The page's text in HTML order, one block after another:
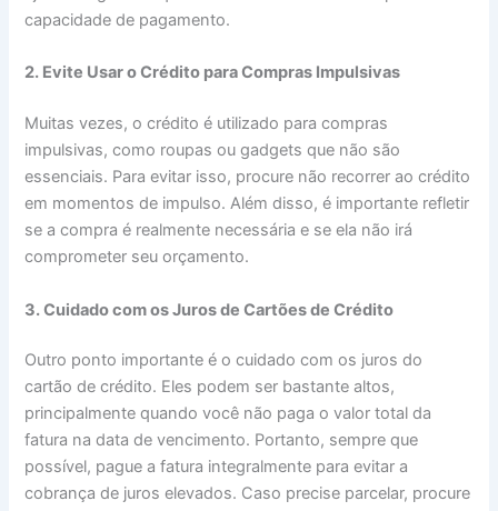
capacidade de pagamento.
2. Evite Usar o Crédito para Compras Impulsivas
Muitas vezes, o crédito é utilizado para compras
impulsivas, como roupas ou gadgets que não são
essenciais. Para evitar isso, procure não recorrer ao crédito
em momentos de impulso. Além disso, é importante refletir
se a compra é realmente necessária e se ela não irá
comprometer seu orçamento.
3. Cuidado com os Juros de Cartões de Crédito
Outro ponto importante é o cuidado com os juros do
cartão de crédito. Eles podem ser bastante altos,
principalmente quando você não paga o valor total da
fatura na data de vencimento. Portanto, sempre que
possível, pague a fatura integralmente para evitar a
cobrança de juros elevados. Caso precise parcelar, procure